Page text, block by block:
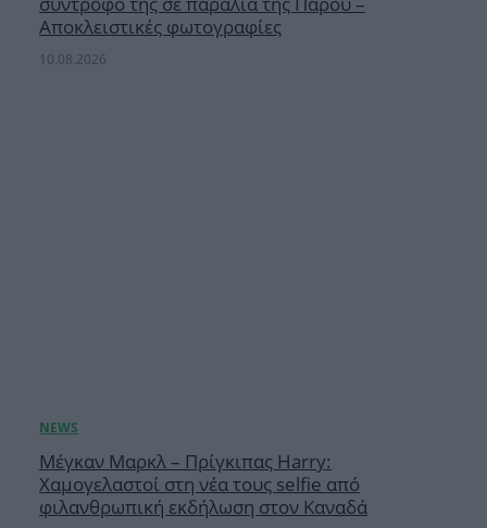
Αποκλειστικές φωτογραφίες
10.08.2026
Μέγκαν Μαρκλ – Πρίγκιπας Harry:
Χαμογελαστοί στη νέα τους selfie από
φιλανθρωπική εκδήλωση στον Καναδά